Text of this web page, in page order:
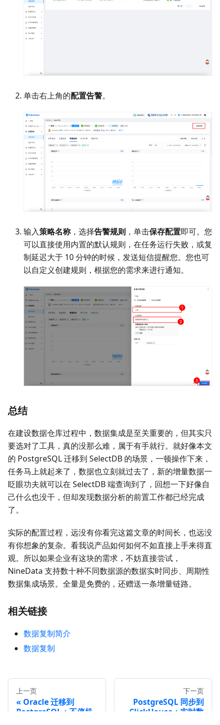
单击右上角的配置告警。
输入策略名称，选择告警规则 ，单击保存配置即可。您
可以直接使用内置的默认规则，在任务运行失败，或复
制延迟大于 10 分钟的时候，发送短信提醒您。您也可
以自定义创建规则，根据您的需求来进行通知。
总结
在建设数据仓库过程中，数据集成是至关重要的，但其实只
要选对了工具，真的没那么难，属于有手就行。就好像本文
的 PostgreSQL 迁移到 SelectDB 的场景，一顿操作下来，
任务马上就起来了，数据也立刻就过去了，新的增量数据一
眨眼功夫就可以在 SelectDB 端查询到了，回想一下好像自
己什么也没干，但却发现数据分析的前置工作都已经完成
了。
实际的配置过程，远没有你看完这篇文章的时间长，也远没
有你想象的复杂。看我说产品如何如何不如直接上手来得直
观。所以如果企业有这块的需求，不妨直接尝试，
NineData 支持数十种不同数据源的数据实时同步、周期性
数据集成场景。全量是免费的，还赠送一条增量链路。
相关链接
数据复制简介
数据复制
上一页
Oracle 迁移到
PostgreSQL：不停机
下一页
PostgreSQL 同步到
ClickHouse：实时数